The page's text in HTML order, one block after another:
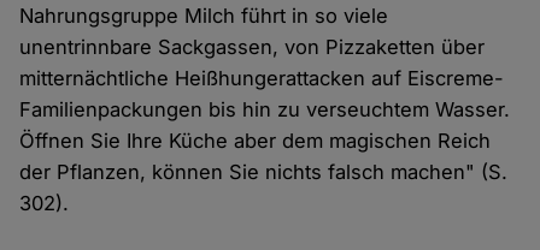
Nahrungsgruppe Milch führt in so viele
unentrinnbare Sackgassen, von Pizzaketten über
mitternächtliche Heißhungerattacken auf Eiscreme-
Familienpackungen bis hin zu verseuchtem Wasser.
Öffnen Sie Ihre Küche aber dem magischen Reich
der Pflanzen, können Sie nichts falsch machen" (S.
302).